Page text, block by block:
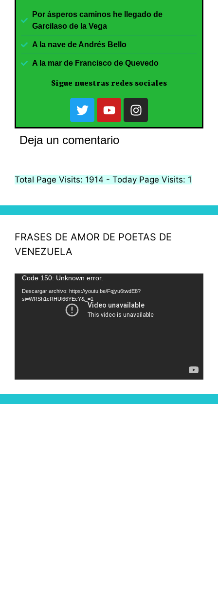
Por ásperos caminos he llegado de
Garcilaso de la Vega
A la nave de Andrés Bello
A la mar de Francisco de Quevedo
Sigue nuestras redes sociales
Deja un comentario
Total Page Visits: 1914 - Today Page Visits: 1
FRASES DE AMOR DE POETAS DE
VENEZUELA
Reproductor
de
vídeo
Code 150: Unknown error.
Descargar archivo: https://youtu.be/Fqjyu6twdE8?
si=WRSh1cRHUl66YEcY&_=1